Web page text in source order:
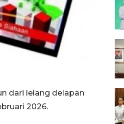
dari lelang delapan
2026.